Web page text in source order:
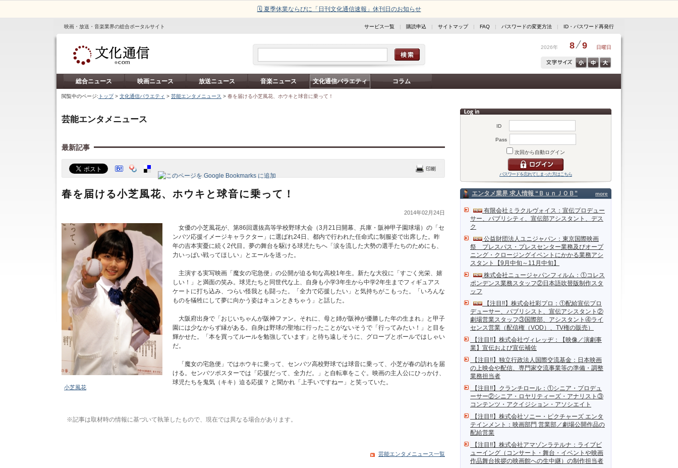
🗓️ 夏季休業ならびに「日刊文化通信速報」休刊日のお知らせ
映画・放送・音楽業界の総合ポータルサイト サービス一覧 | 購読申込 | サイトマップ| FAQ | パスワードの変更方法 | ID・パスワード再発行
2026年 8 9 日曜日
総合ニュース 映画ニュース 放送ニュース 音楽ニュース 文化通信バラエティ コラム
閲覧中のページ: トップ> 文化通信バラエティ > 芸能エンタメニュース > 春を届ける小芝風花、ホウキと球音に乗って！
ID
Pass
次回から自動ログイン
パスワードを忘れてしまった方はこちら
more
エンタメ業界 求人情報 “ＢｕｎＪＯＢ”
有限会社ミラクルヴォイス：宣伝プロデュー
サー、パブリシティ、宣伝部アシスタント、デス
ク
公益財団法人ユニジャパン：東京国際映画
祭 プレスパス・プレスセンター業務及びオープ
ニング・クロージングイベントにかかる業務アシ
スタント【9月中旬～11月中旬】
株式会社ニュージャパンフィルム：①コレス
ポンデンス業務スタッフ②日本語吹替版制作スタ
ッフ
【注目!!】株式会社彩プロ：①配給宣伝プロ
デューサー、パブリシスト、宣伝アシスタント②
劇場営業スタッフ③国際部、アシスタント④ライ
センス営業（配信権（VOD）、TV権の販売）
【注目!!】株式会社ヴィレッヂ：【映像／演劇事
業】宣伝および宣伝補佐
【注目!!】独立行政法人国際交流基金：日本映画
の上映会や配信、専門家交流事業等の準備・調整
業務担当者
【注目!!】クランチロール：①シニア・プロデュ
ーサー②シニア・ロヤリティーズ・アナリスト③
コンテンツ・アクイジション・アソシエイト
【注目!!】株式会社ソニー・ピクチャーズ エンタ
テインメント：映画部門 営業部／劇場公開作品の
配給営業
【注目!!】株式会社アマゾンラテルナ：ライブビ
ューイング（コンサート・舞台・イベントや映画
作品舞台挨拶の映画館への生中継）の制作担当者
芸能エンタメニュース
最新記事
春を届ける小芝風花、ホウキと球音に乗って！
2014年02月24日
小芝風花
女優の小芝風花が、第86回選抜高等学校野球大会（3月21日開幕、兵庫・阪神甲子園球場）の「セ
ンバツ応援イメージキャラクター」に選ばれ24日、都内で行われた任命式に制服姿で出席した。昨
年の吉本実憂に続く2代目。夢の舞台を駆ける球児たちへ「涙を流した大勢の選手たちのためにも、
力いっぱい戦ってほしい」とエールを送った。
主演する実写映画「魔女の宅急便」の公開が迫る旬な高校1年生。新たな大役に「すごく光栄、嬉
しい！」と満面の笑み。球児たちと同世代な上、自身も小学3年生から中学2年生までフィギュアス
ケートに打ち込み、つらい怪我とも闘った。「全力で応援したい」と気持ちがこもった。「いろんな
ものを犠牲にして夢に向かう姿はキュンときちゃう」と話した。
大阪府出身で「おじいちゃんが阪神ファン。それに、母と姉が阪神が優勝した年の生まれ」と甲子
園には少なからず縁がある。自身は野球の聖地に行ったことがないそうで「行ってみたい！」と目を
輝かせた。「本を買ってルールを勉強しています」と待ち遠しそうに、グローブとボールではしゃい
だ。
「魔女の宅急便」ではホウキに乗って、センバツ高校野球では球音に乗って、小芝が春の訪れを届
ける。センバツポスターでは「応援だって、全力だ。」と自転車をこぐ。映画の主人公にひっかけ、
球児たちを鬼気（キキ）迫る応援？ と聞かれ「上手いですねー」と笑っていた。
※記事は取材時の情報に基づいて執筆したもので、現在では異なる場合があります。
芸能エンタメニュース一覧